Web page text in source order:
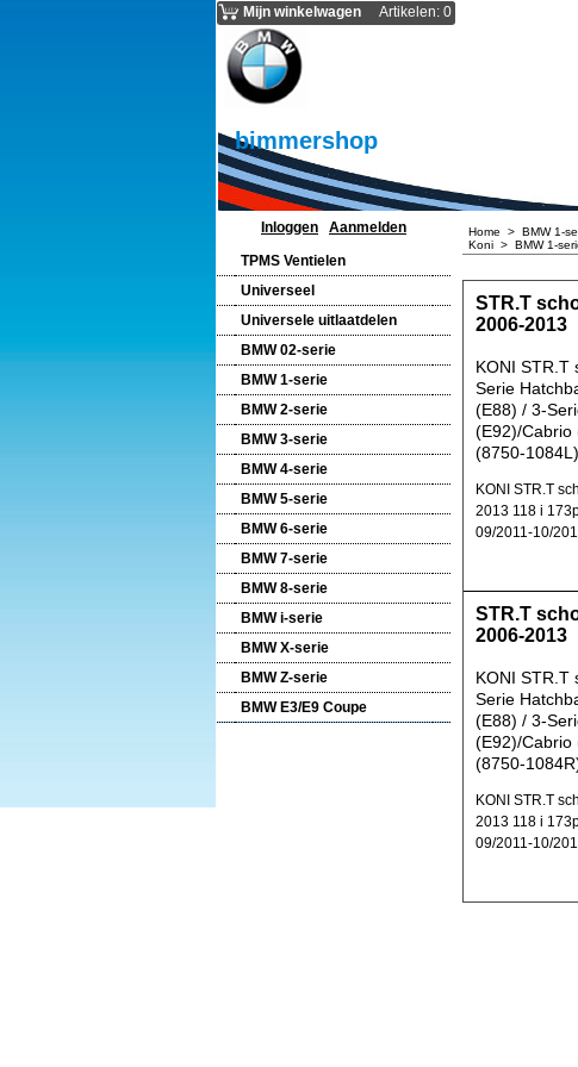
bimmershop
Mijn winkelwagen Artikelen: 0
Inloggen
Aanmelden
TPMS Ventielen
Universeel
Universele uitlaatdelen
BMW 02-serie
BMW 1-serie
BMW 2-serie
BMW 3-serie
BMW 4-serie
BMW 5-serie
BMW 6-serie
BMW 7-serie
BMW 8-serie
BMW i-serie
BMW X-serie
BMW Z-serie
BMW E3/E9 Coupe
Home > BMW 1-
Koni > BMW 1-
STR.T
2006-2013
KONI STR.T
Serie
(E88) / 3-
(E92)/Cabrio
(8750-1084L)
KONI STR.T
2013 118 i
09/2011-10/
STR.T
2006-2013
KONI STR.T
Serie
(E88) / 3-
(E92)/Cabrio
(8750-
KONI STR.T
2013 118 i
09/2011-10/